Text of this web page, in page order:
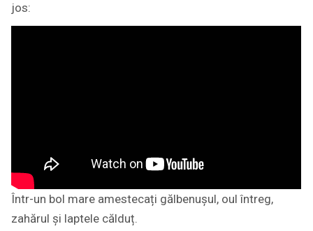
jos:
Într-un bol mare amestecați gălbenușul, oul întreg,
zahărul și laptele călduț.